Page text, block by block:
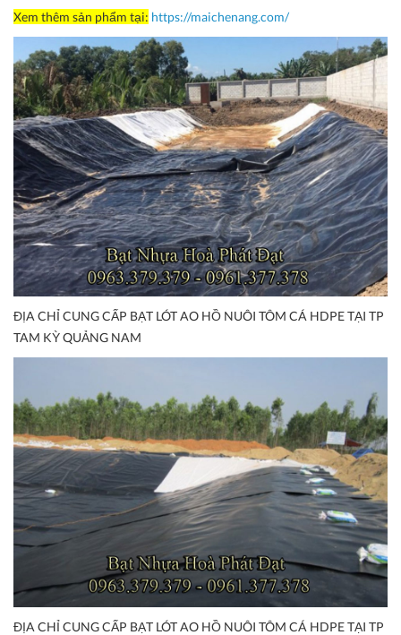
Xem thêm sản phẩm tại: https://maichenang.com/
ĐỊA CHỈ CUNG CẤP BẠT LÓT AO HỒ NUÔI TÔM CÁ HDPE TẠI TP
TAM KỲ QUẢNG NAM
ĐỊA CHỈ CUNG CẤP BẠT LÓT AO HỒ NUÔI TÔM CÁ HDPE TẠI TP